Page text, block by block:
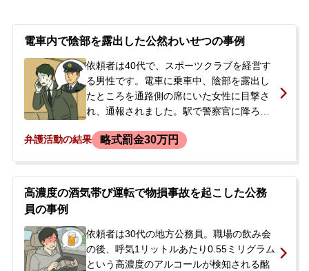
所にご相談され、初回接見を経て正式にご
人は逮捕直後から事実を認めていました。
電車内で陰部を露出した公然わいせつの事例
依頼者は40代で、スポーツクラブを経営す
る男性です。電車に乗車中、陰部を露出し
たところを通路側の席にいた女性に目撃さ
れ、通報されました。駅で警察官に降ろさ
は解放されましたが、後日再び呼び出すと
での執行猶予付き判決など、同種の前科が
複数ありました。また、本件とは別に無免
スポーツの指導者として活動しており、事
件が知られることを恐れ、また同種前科が
あることから重い処分が下されるのではな
弁護活動の結果 略式罰金30万円
高濃度の酒気帯び運転で物損事故を起こした公務
員の事例
依頼者は30代の地方公務員。職場の飲み会
の後、呼気1リットルあたり0.55ミリグラム
という高濃度のアルコールが検知される酩